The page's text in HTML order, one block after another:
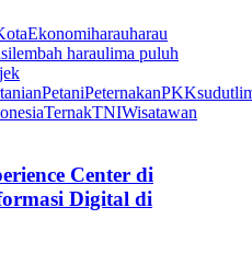
Ekonomiharauharau
lembah haraulima puluh
PetaniPeternakanPKK
TernakTNIWisatawan
Center di
Digital di